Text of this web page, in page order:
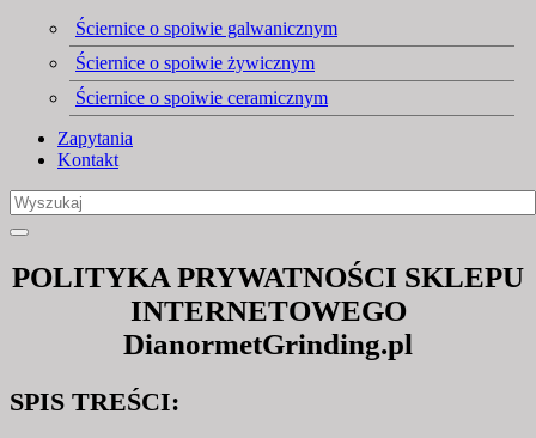
Ściernice o spoiwie galwanicznym
Ściernice o spoiwie żywicznym
Ściernice o spoiwie ceramicznym
Zapytania
Kontakt
POLITYKA PRYWATNOŚCI SKLEPU
INTERNETOWEGO
DianormetGrinding.pl
SPIS TREŚCI: